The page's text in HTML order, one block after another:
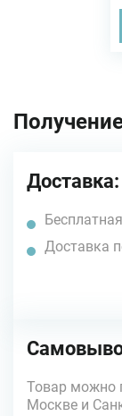
Доставка:
Доставка
Товар можно
Москве и